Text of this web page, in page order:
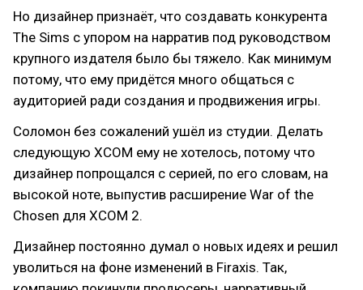
Но дизайнер признаёт, что создавать конкурента
The Sims с упором на нарратив под руководством
крупного издателя было бы тяжело. Как минимум
потому, что ему придётся много общаться с
аудиторией ради создания и продвижения игры.
Соломон без сожалений ушёл из студии. Делать
следующую XCOM ему не хотелось, потому что
дизайнер попрощался с серией, по его словам, на
высокой ноте, выпустив расширение War of the
Chosen для XCOM 2.
Дизайнер постоянно думал о новых идеях и решил
уволиться на фоне изменений в Firaxis. Так,